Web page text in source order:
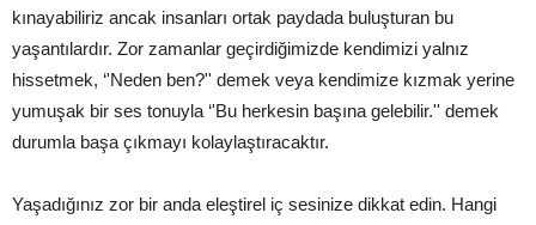
kınayabiliriz ancak insanları ortak paydada buluşturan bu
yaşantılardır. Zor zamanlar geçirdiğimizde kendimizi yalnız
hissetmek, ‘'Neden ben?'' demek veya kendimize kızmak yerine
yumuşak bir ses tonuyla ‘'Bu herkesin başına gelebilir.'' demek
durumla başa çıkmayı kolaylaştıracaktır.
Yaşadığınız zor bir anda eleştirel iç sesinize dikkat edin. Hangi